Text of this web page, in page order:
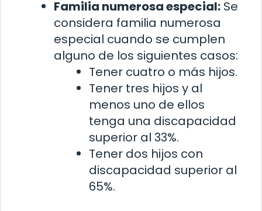
Familia numerosa especial: Se
considera familia numerosa
especial cuando se cumplen
alguno de los siguientes casos:
Tener cuatro o más hijos.
Tener tres hijos y al
menos uno de ellos
tenga una discapacidad
superior al 33%.
Tener dos hijos con
discapacidad superior al
65%.